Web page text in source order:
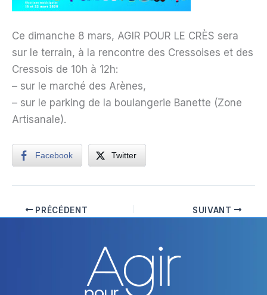
Ce dimanche 8 mars, AGIR POUR LE CRÈS sera
sur le terrain, à la rencontre des Cressoises et des
Cressois de 10h à 12h:
– sur le marché des Arènes,
– sur le parking de la boulangerie Banette (Zone
Artisanale).
Facebook Twitter
PRÉCÉDENT SUIVANT